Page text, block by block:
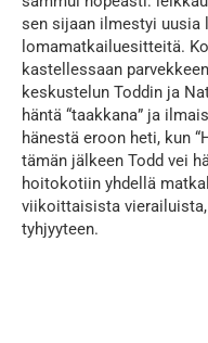
sen sijaan ilmestyi
lomamatkailuesitteitä.
kastellessaan
keskustelun Toddin ja
häntä “taakkana” ja
hänestä eroon heti, kun
tämän jälkeen Todd vei
hoitokotiin yhdellä
viikoittaisista
tyhjyyteen.